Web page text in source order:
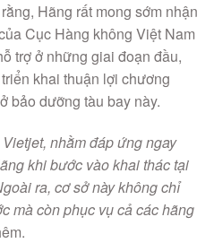
Hãng rất mong sớm nhận
Cục Hàng không Việt Nam
trợ ở những giai đoạn đầu,
khai thuận lợi chương
bảo dưỡng tàu bay này.
nhằm đáp ứng ngay
khi bước vào khai thác tại
ra, cơ sở này không chỉ
mà còn phục vụ cả các hãng